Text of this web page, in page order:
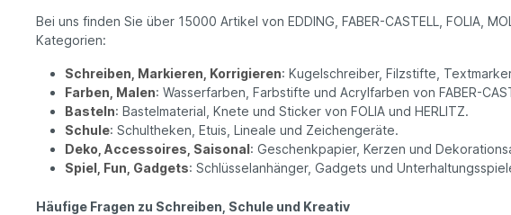
Bei uns finden Sie über 15000 Artikel von EDDING, FABER-CASTELL, FOLIA,
Kategorien:
Schreiben, Markieren, Korrigieren: Kugelschreiber, Filzstifte,
Farben, Malen: Wasserfarben, Farbstifte und Acrylfarben von FABER-
Basteln: Bastelmaterial, Knete und Sticker von FOLIA und HERLITZ.
Schule: Schultheken, Etuis, Lineale und Zeichengeräte.
Deko, Accessoires, Saisonal: Geschenkpapier, Kerzen und
Spiel, Fun, Gadgets: Schlüsselanhänger, Gadgets und
Häufige Fragen zu Schreiben, Schule und Kreativ